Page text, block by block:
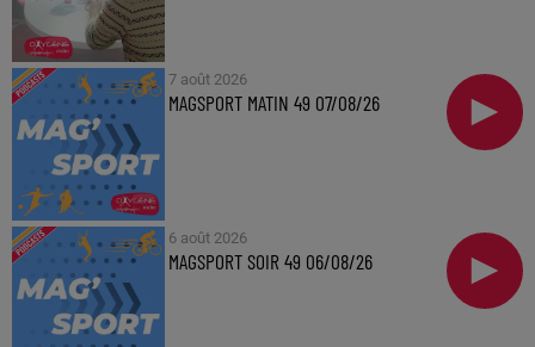
7 août 2026
MAGSPORT MATIN 49 07/08/26
6 août 2026
MAGSPORT SOIR 49 06/08/26